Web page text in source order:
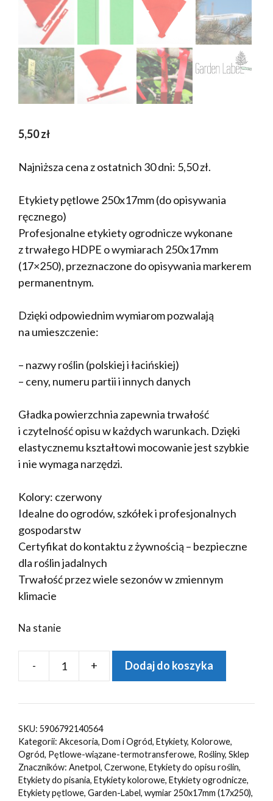
5,50zł
Najniższa cena z ostatnich 30 dni: 5,50zł.
Etykiety pętlowe 250x17mm (do opisywania
ręcznego)
Profesjonalne etykiety ogrodnicze wykonane
z trwałego HDPE o wymiarach 250x17mm
(17×250), przeznaczone do opisywania markerem
permanentnym.
Dzięki odpowiednim wymiarom pozwalają
na umieszczenie:
– nazwy roślin (polskiej i łacińskiej)
– ceny, numeru partii i innych danych
Gładka powierzchnia zapewnia trwałość
i czytelność opisu w każdych warunkach. Dzięki
elastycznemu kształtowi mocowanie jest szybkie
i nie wymaga narzędzi.
Kolory: czerwony
Idealne do ogrodów, szkółek i profesjonalnych
gospodarstw
Certyfikat do kontaktu z żywnością – bezpieczne
dla roślin jadalnych
Trwałość przez wiele sezonów w zmiennym
klimacie
Na stanie
-
ilość
ogrodnicze/sadownicze
CZERWONE
250x17mm(17x250)
12szt
+ Dodaj do koszyka
SKU: 5906792140564
Kategorii: Akcesoria, Dom i Ogród, Etykiety, Kolorowe,
Ogród, Pętlowe-wiązane-termotransferowe, Rośliny, Sklep
Znaczników: Anetpol, Czerwone, Etykiety do opisu roślin,
Etykiety do pisania, Etykiety kolorowe, Etykiety ogrodnicze,
Etykiety pętlowe, Garden-Label, wymiar 250x17mm (17x250),